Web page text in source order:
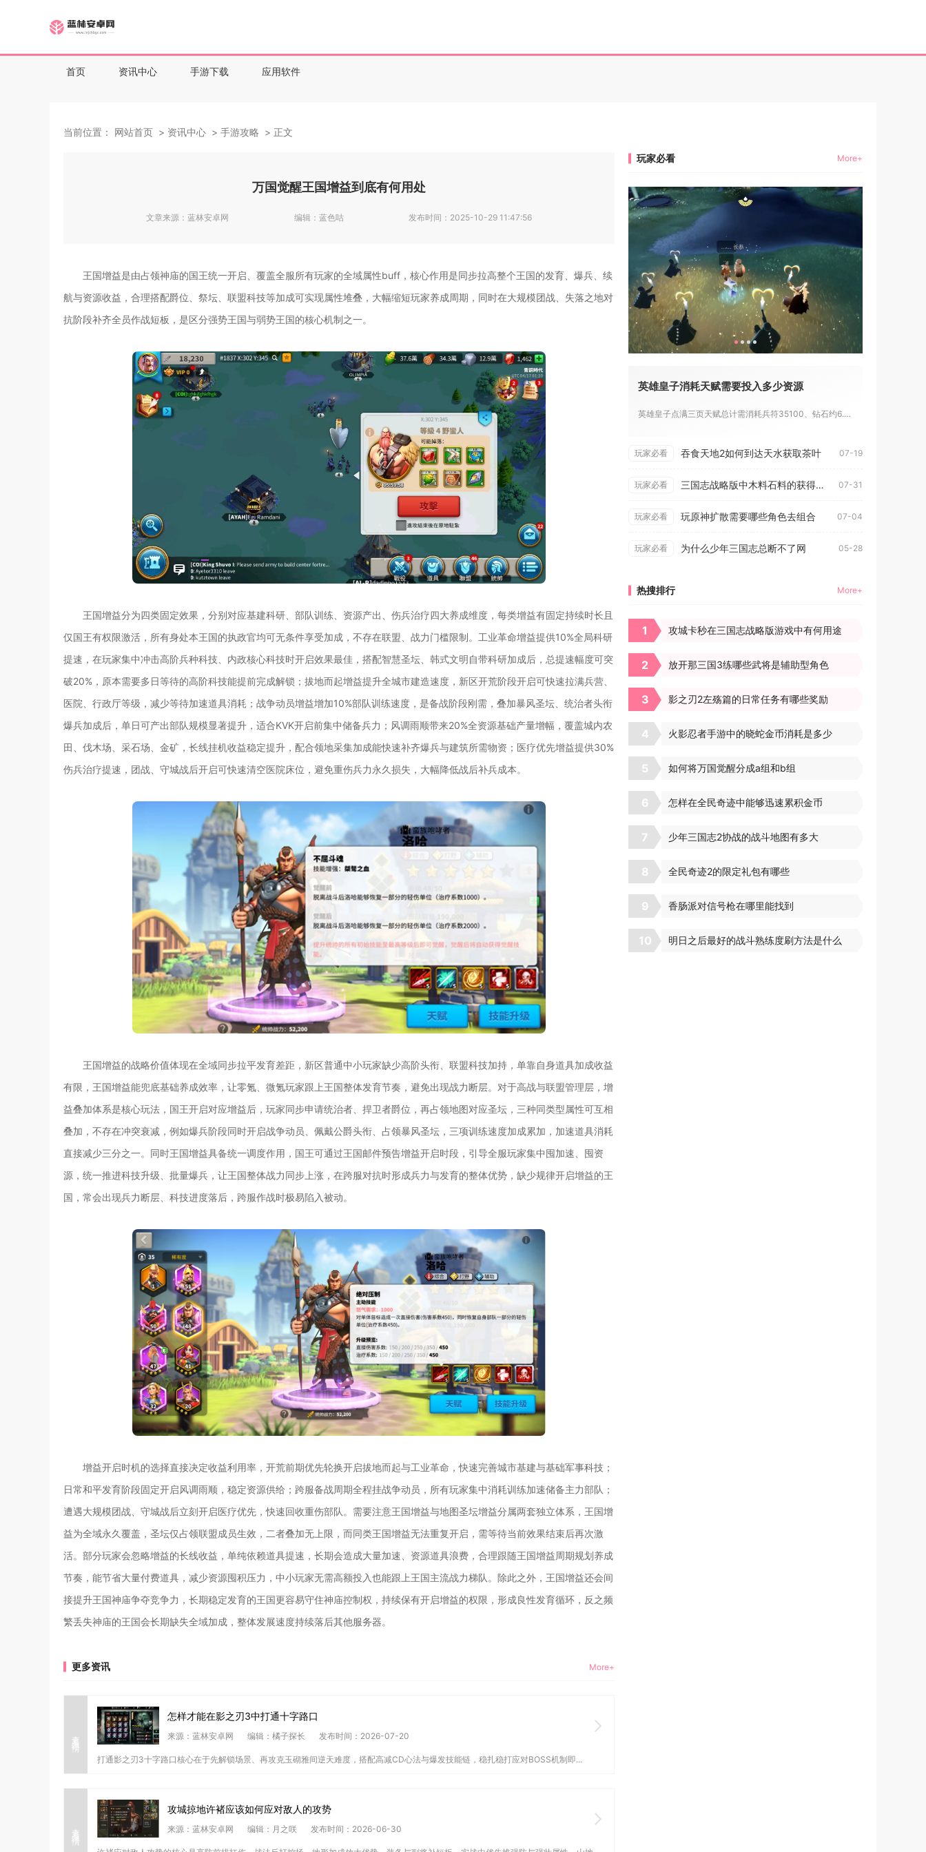
首页 资讯中心 手游下载 应用软件
当前位置： 网站首页 资讯中心 手游攻略 正文
万国觉醒王国增益到底有何用处
文章来源： 蓝林安卓网 编辑： 蓝色咕 发布时间： 2025-10-29 11:47:56
王国增益是由占领神庙的国王统一开启、覆盖全服所有玩家的全域属性buff，核心作用是同步拉高整个王国的发育、爆兵、续
航与资源收益，合理搭配爵位、祭坛、联盟科技等加成可实现属性堆叠，大幅缩短玩家养成周期，同时在大规模团战、失落之地对
抗阶段补齐全员作战短板，是区分强势王国与弱势王国的核心机制之一。
王国增益分为四类固定效果，分别对应基建科研、部队训练、资源产出、伤兵治疗四大养成维度，每类增益有固定持续时长且
仅国王有权限激活，所有身处本王国的执政官均可无条件享受加成，不存在联盟、战力门槛限制。工业革命增益提供10%全局科研
提速，在玩家集中冲击高阶兵种科技、内政核心科技时开启效果最佳，搭配智慧圣坛、韩式文明自带科研加成后，总提速幅度可突
破20%，原本需要多日等待的高阶科技能提前完成解锁；拔地而起增益提升全城市建造速度，新区开荒阶段开启可快速拉满兵营、
医院、行政厅等级，减少等待加速道具消耗；战争动员增益增加10%部队训练速度，是备战阶段刚需，叠加暴风圣坛、统治者头衔
爆兵加成后，单日可产出部队规模显著提升，适合KVK开启前集中储备兵力；风调雨顺带来20%全资源基础产量增幅，覆盖城内农
田、伐木场、采石场、金矿，长线挂机收益稳定提升，配合领地采集加成能快速补齐爆兵与建筑所需物资；医疗优先增益提供30%
伤兵治疗提速，团战、守城战后开启可快速清空医院床位，避免重伤兵力永久损失，大幅降低战后补兵成本。
王国增益的战略价值体现在全域同步拉平发育差距，新区普通中小玩家缺少高阶头衔、联盟科技加持，单靠自身道具加成收益
有限，王国增益能兜底基础养成效率，让零氪、微氪玩家跟上王国整体发育节奏，避免出现战力断层。对于高战与联盟管理层，增
益叠加体系是核心玩法，国王开启对应增益后，玩家同步申请统治者、捍卫者爵位，再占领地图对应圣坛，三种同类型属性可互相
叠加，不存在冲突衰减，例如爆兵阶段同时开启战争动员、佩戴公爵头衔、占领暴风圣坛，三项训练速度加成累加，加速道具消耗
直接减少三分之一。同时王国增益具备统一调度作用，国王可通过王国邮件预告增益开启时段，引导全服玩家集中囤加速、囤资
源，统一推进科技升级、批量爆兵，让王国整体战力同步上涨，在跨服对抗时形成兵力与发育的整体优势，缺少规律开启增益的王
国，常会出现兵力断层、科技进度落后，跨服作战时极易陷入被动。
增益开启时机的选择直接决定收益利用率，开荒前期优先轮换开启拔地而起与工业革命，快速完善城市基建与基础军事科技；
日常和平发育阶段固定开启风调雨顺，稳定资源供给；跨服备战周期全程挂战争动员，所有玩家集中消耗训练加速储备主力部队；
遭遇大规模团战、守城战后立刻开启医疗优先，快速回收重伤部队。需要注意王国增益与地图圣坛增益分属两套独立体系，王国增
益为全域永久覆盖，圣坛仅占领联盟成员生效，二者叠加无上限，而同类王国增益无法重复开启，需等待当前效果结束后再次激
活。部分玩家会忽略增益的长线收益，单纯依赖道具提速，长期会造成大量加速、资源道具浪费，合理跟随王国增益周期规划养成
节奏，能节省大量付费道具，减少资源囤积压力，中小玩家无需高额投入也能跟上王国主流战力梯队。除此之外，王国增益还会间
接提升王国神庙争夺竞争力，长期稳定发育的王国更容易守住神庙控制权，持续保有开启增益的权限，形成良性发育循环，反之频
繁丢失神庙的王国会长期缺失全域加成，整体发展速度持续落后其他服务器。
更多资讯 More+
查看详情
怎样才能在影之刃3中打通十字路口
来源：蓝林安卓网 编辑：橘子探长 发布时间：2026-07-20
打通影之刃3十字路口核心在于先解锁场景、再攻克玉砌雅间逆天难度，搭配高减CD心法与爆发技能链，稳扎稳打应对BOSS机制即...
查看详情
攻城掠地许褚应该如何应对敌人的攻势
来源：蓝林安卓网 编辑：月之咲 发布时间：2026-06-30
玩家必看 More+
英雄皇子消耗天赋需要投入多少资源
英雄皇子点满三页天赋总计需消耗兵符35100、钻石约6.8万...
玩家必看 吞食天地2如何到达天水获取茶叶 07-19
玩家必看 三国志战略版中木料石料的获得速度如何提升 07-31
玩家必看 玩原神扩散需要哪些角色去组合 07-04
玩家必看 为什么少年三国志总断不了网 05-28
热搜排行 More+
1 攻城卡秒在三国志战略版游戏中有何用途
2 放开那三国3练哪些武将是辅助型角色
3 影之刃2左殇篇的日常任务有哪些奖励
4 火影忍者手游中的晓蛇金币消耗是多少
5 如何将万国觉醒分成a组和b组
6 怎样在全民奇迹中能够迅速累积金币
7 少年三国志2协战的战斗地图有多大
8 全民奇迹2的限定礼包有哪些
9 香肠派对信号枪在哪里能找到
10 明日之后最好的战斗熟练度刷方法是什么